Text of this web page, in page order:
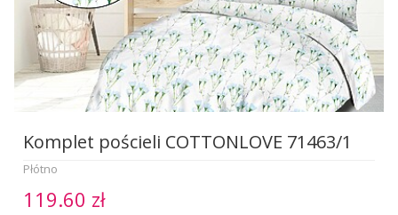
Komplet pościeli COTTONLOVE 71463/1
Płótno
119.60 zł